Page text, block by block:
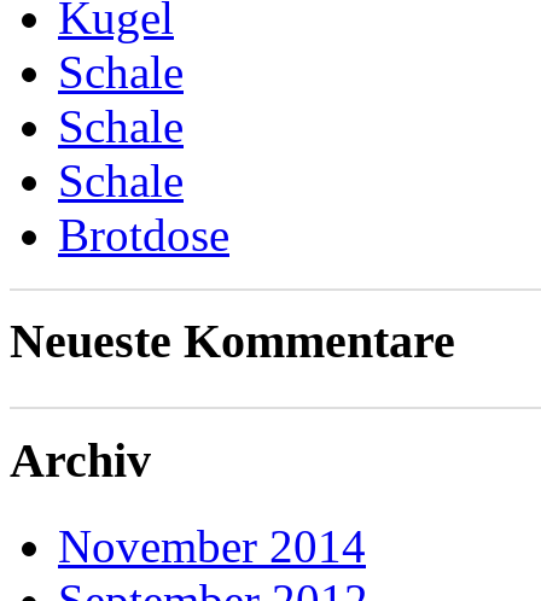
Kugel
Schale
Schale
Schale
Brotdose
Neueste Kommentare
Archiv
November 2014